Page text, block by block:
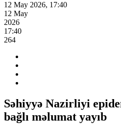
12 May 2026, 17:40
12 May
2026
17:40
264
Səhiyyə Nazirliyi
bağlı məlumat yayıb